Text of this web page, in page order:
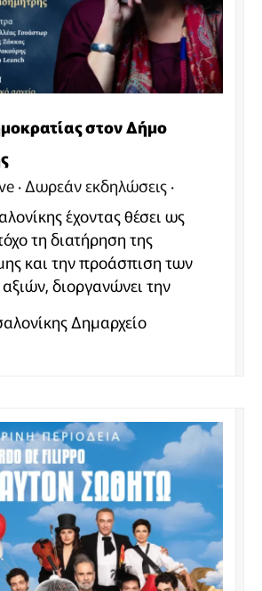
στον Δήμο
Δωρεάν εκδηλώσεις
έχοντας θέσει ως
τη διατήρηση της
και την προάσπιση των
διοργανώνει την
Θεσσαλονίκης, τη
μια ξεχωριστή
Δημοκρατίας στην
Ιουλίου 1974.
Δημαρχείο